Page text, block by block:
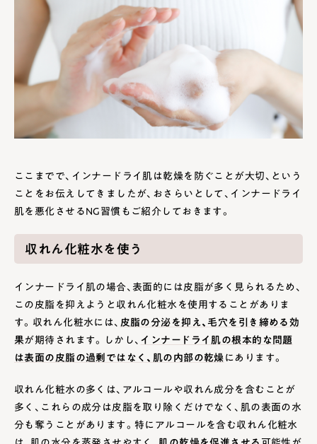
ここまでで、インナードライ肌は乾燥を防ぐことが大切、という
ことをお伝えしてきましたが、おさらいとして、インナードライ
肌を悪化させるNG習慣もご紹介しておきます。
収れん化粧水を使う
インナードライ肌の場合、表面的には皮脂が多く見られるため、
この皮脂を抑えようと収れん化粧水を使用することがありま
す。収れん化粧水には、 皮脂の分泌を抑え、毛穴を引き締める効
果が期待されます。しかし、 インナードライ肌の根本的な問題
は表面の皮脂の過剰ではなく、肌の内部の乾燥にあります。
収れん化粧水の多くは、アルコールや収れん成分を含むことが
多く、これらの成分は皮脂を取り除くだけでなく、肌の表面の水
分も奪うことがあります。特にアルコールを含む収れん化粧水